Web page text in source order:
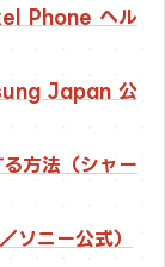
Phone ヘル
Japan 公
方法（シャー
ソニー公式）